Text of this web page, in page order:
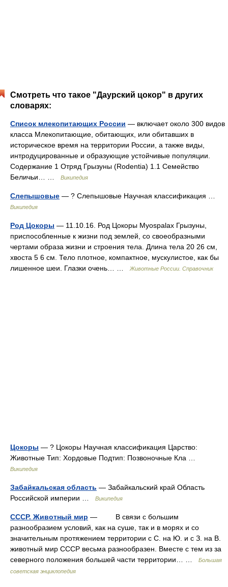
Смотреть что такое "Даурский цокор" в других
словарях:
Список млекопитающих России — включает около 300 видов
класса Млекопитающие, обитающих, или обитавших в
историческое время на территории России, а также виды,
интродуцированные и образующие устойчивые популяции.
Содержание 1 Отряд Грызуны (Rodentia) 1.1 Семейство
Беличьи… …
Википедия
Слепышовые — ? Слепышовые Научная классификация …
Википедия
Род Цокоры — 11.10.16. Род Цокоры Myospalax Грызуны,
приспособленные к жизни под землей, со своеобразными
чертами образа жизни и строения тела. Длина тела 20 26 см,
хвоста 5 6 см. Тело плотное, компактное, мускулистое, как бы
лишенное шеи. Глазки очень… …
Животные России. Справочник
Цокоры — ? Цокоры Научная классификация Царство:
Животные Тип: Хордовые Подтип: Позвоночные Кла …
Википедия
Забайкальская область — Забайкальский край Область
Российской империи …
Википедия
СССР. Животный мир — В связи с большим
разнообразием условий, как на суше, так и в морях и со
значительным протяжением территории с С. на Ю. и с З. на В.
животный мир СССР весьма разнообразен. Вместе с тем из за
северного положения большей части территории… …
Большая
советская энциклопедия